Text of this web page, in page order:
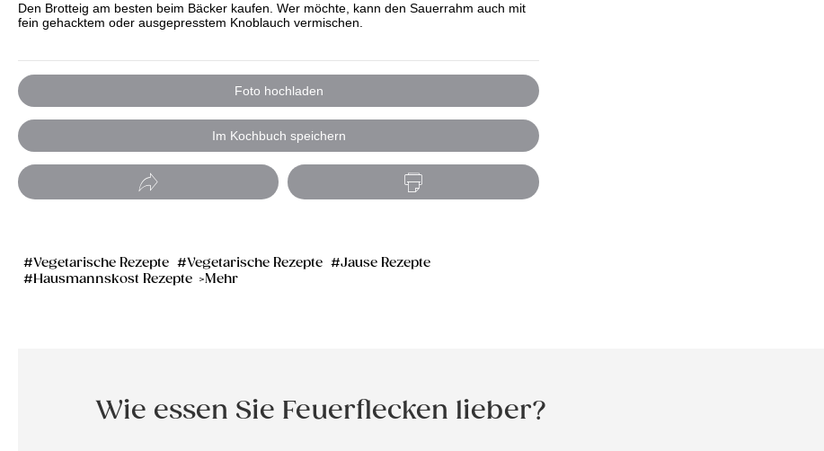
Den Brotteig am besten beim Bäcker kaufen. Wer möchte, kann den Sauerrahm auch mit
fein gehacktem oder ausgepresstem Knoblauch vermischen.
Foto hochladen
Im Kochbuch speichern
Vegetarische Rezepte Vegetarische Rezepte
Jause Rezepte
Hausmannskost Rezepte
Mehr
Wie essen Sie Feuerflecken lieber?